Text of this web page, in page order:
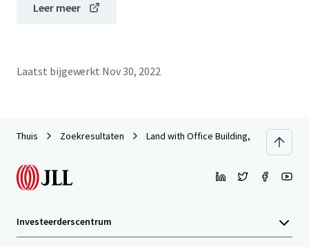
Leer meer
Laatst bijgewerkt Nov 30, 2022
Thuis Zoekresultaten Land with Office Building, Bangyai
Investeerderscentrum